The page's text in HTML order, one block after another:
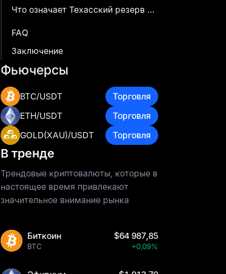
Что означает Техасский резерв Bitcoin для инвесторов в Криптовалюта
FAQ
Заключение
Фьючерсы
BTC/USDT
Торговля
ETH/USDT
Торговля
GOLD(XAU)/USDT
Торговля
В тренде
Трендовые криптовалюты, которые в
настоящее время привлекают
значительное внимание рынка
Биткоин
BTC
$64 987,85
+0,09%